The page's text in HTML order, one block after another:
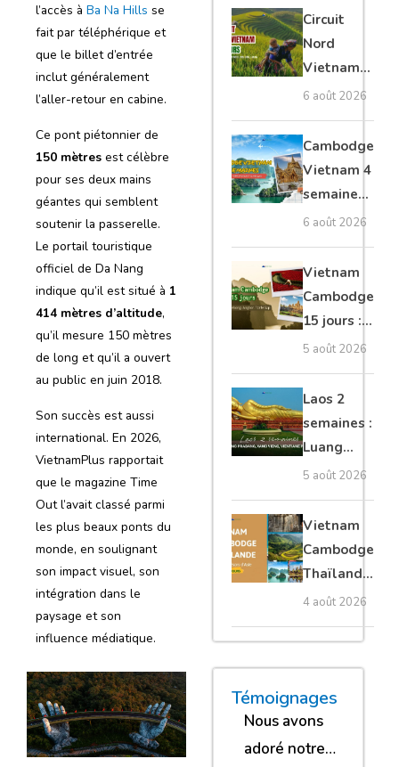
l’accès à Ba Na Hills se
fait par téléphérique et
que le billet d’entrée
inclut généralement
l’aller-retour en cabine.
Ce pont piétonnier de
150 mètres est célèbre
pour ses deux mains
géantes qui semblent
soutenir la passerelle.
Le portail touristique
officiel de Da Nang
indique qu’il est situé à 1
414 mètres d’altitude,
qu’il mesure 150 mètres
de long et qu’il a ouvert
au public en juin 2018.
Son succès est aussi
international. En 2026,
VietnamPlus rapportait
que le magazine Time
Out l’avait classé parmi
les plus beaux ponts du
monde, en soulignant
son impact visuel, son
intégration dans le
paysage et son
influence médiatique.
Circuit
Nord
Vietnam
15 jours :
Ha Giang
loop en
moto, Ninh
Binh, Lan
6 août 2026
Cambodge
Vietnam 4
semaines :
Angkor,
Tonkin
secret &
Mékong
6 août 2026
Vietnam
Cambodge
15 jours :
Hanoi,
Mékong,
Angkor,
Tonlé Sap
5 août 2026
Laos 2
semaines :
Luang
Prabang,
Vang
Vieng,
Vientiane
privé
5 août 2026
Vietnam
Cambodge
Thaïlande
35 jours :
grands
trésors
d’Asie
4 août 2026
Témoignages
Nous avons
adoré notre
« Nous
« Nous sommes